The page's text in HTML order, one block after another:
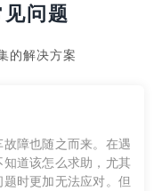
问题
的解决方案
障也随之而来。在遇
道该怎么求助，尤其
时更加无法应对。但